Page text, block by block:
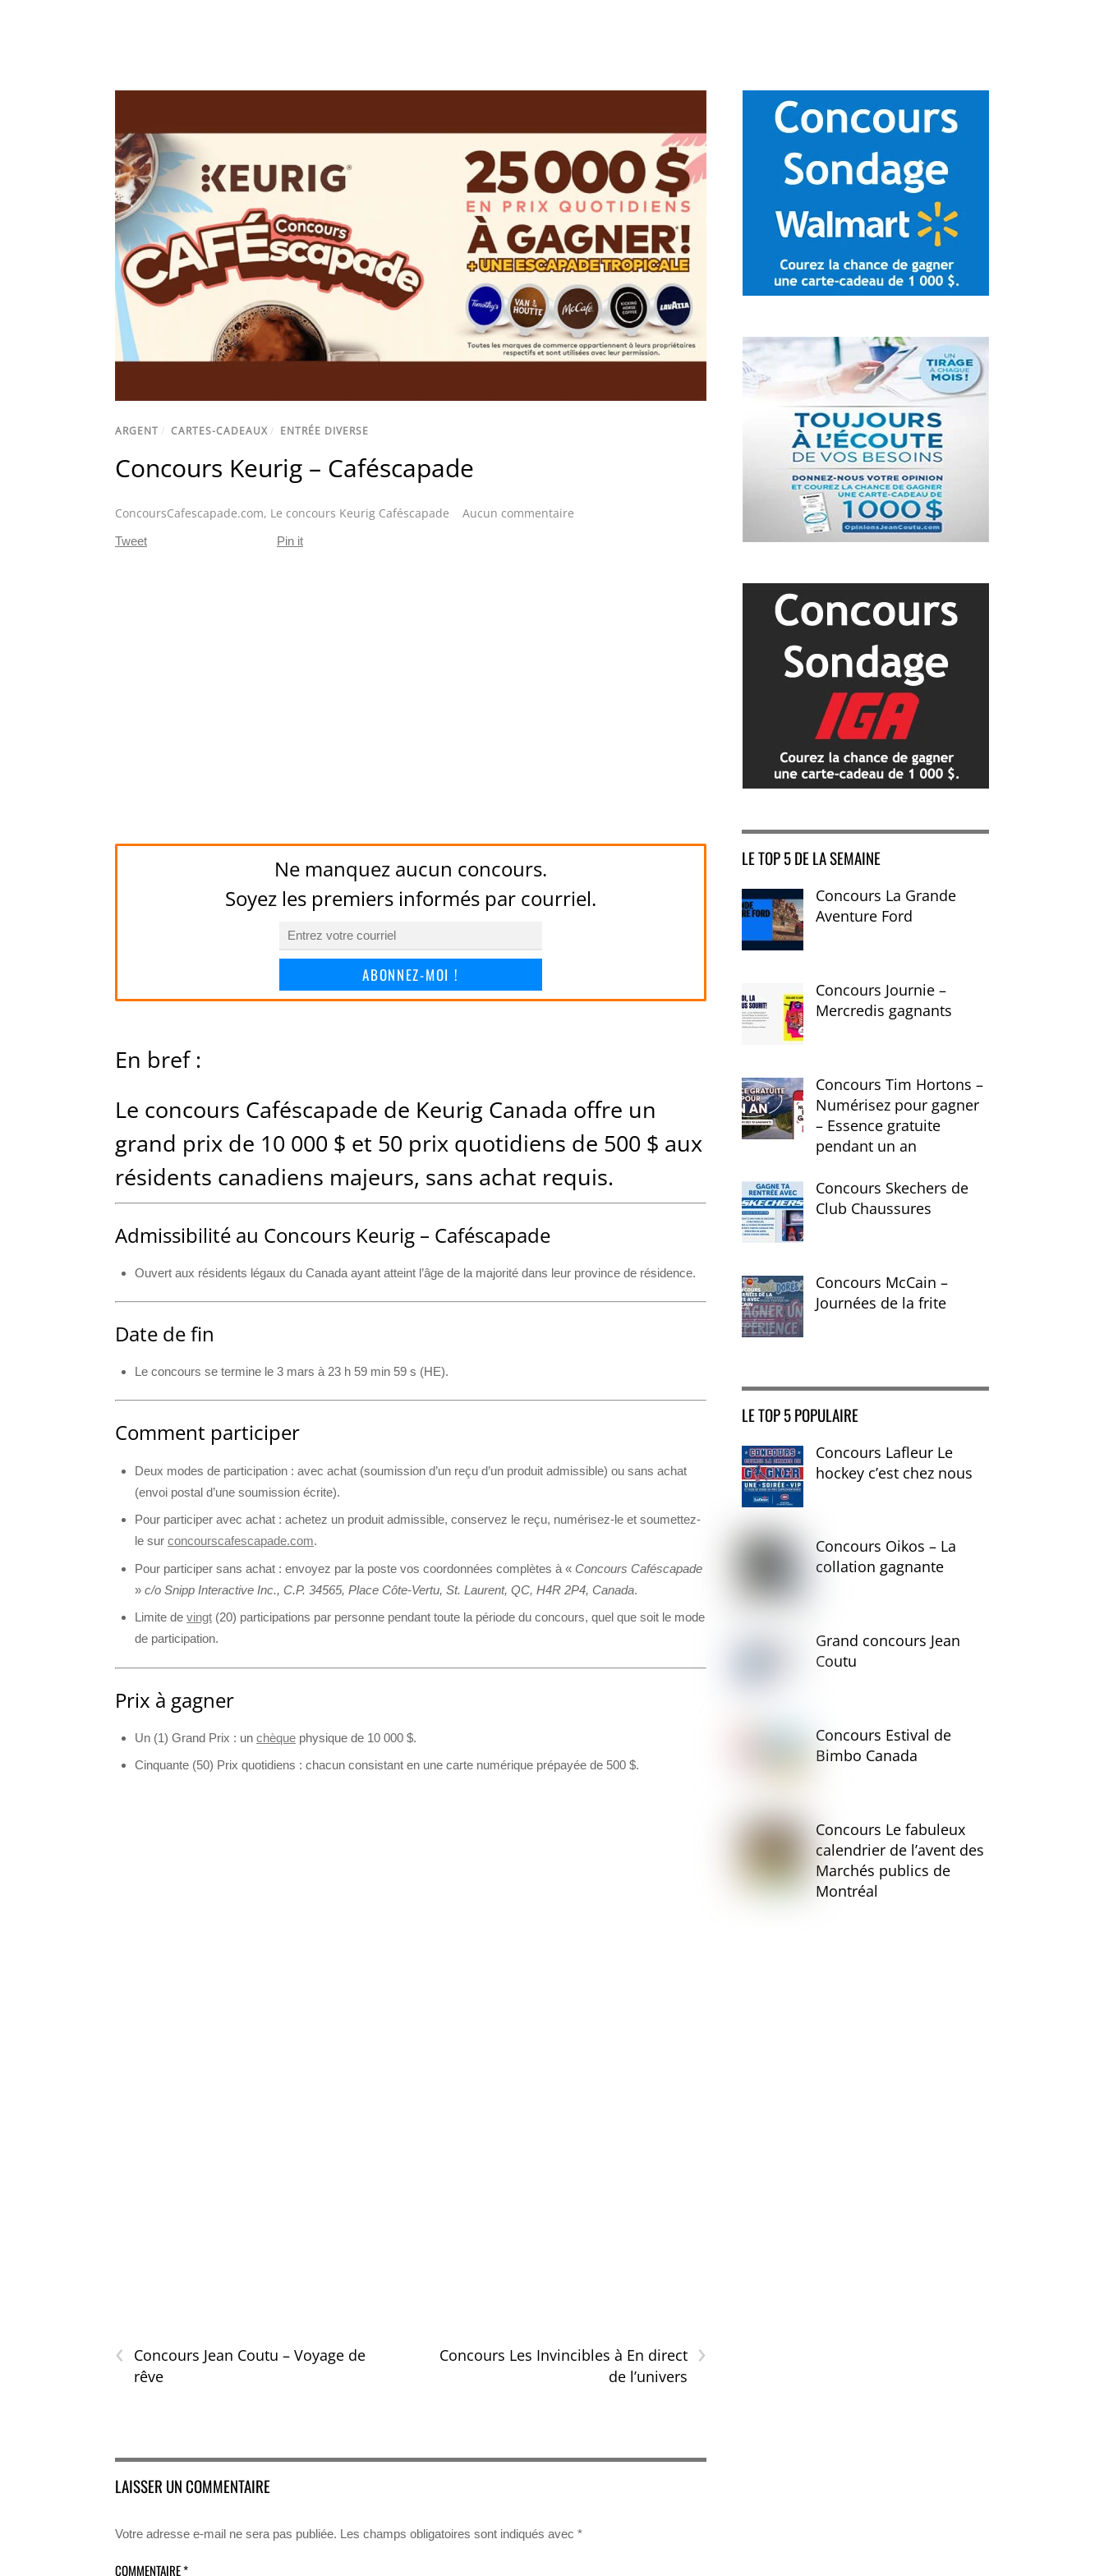
ARGENT / CARTES-CADEAUX/ ENTRÉE DIVERSE
Concours Keurig – Caféscapade
ConcoursCafescapade.com, Le concours Keurig Caféscapade Aucun commentaire
Tweet Pin it
Ne manquez aucun concours.
Soyez les premiers informés par courriel.
ABONNEZ-MOI !
En bref :
Le concours Caféscapade de Keurig Canada offre un
grand prix de 10 000 $ et 50 prix quotidiens de 500 $ aux
résidents canadiens majeurs, sans achat requis.
Admissibilité au Concours Keurig – Caféscapade
Ouvert aux résidents légaux du Canada ayant atteint l’âge de la majorité dans leur province de résidence.
Date de fin
Le concours se termine le 3 mars à 23 h 59 min 59 s (HE).
Comment participer
Deux modes de participation : avec achat (soumission d’un reçu d’un produit admissible) ou sans achat
(envoi postal d’une soumission écrite).
Pour participer avec achat : achetez un produit admissible, conservez le reçu, numérisez-le et soumettez-
le sur concourscafescapade.com.
Pour participer sans achat : envoyez par la poste vos coordonnées complètes à « Concours Caféscapade
» c/o Snipp Interactive Inc., C.P. 34565, Place Côte-Vertu, St. Laurent, QC, H4R 2P4, Canada.
Limite de vingt (20) participations par personne pendant toute la période du concours, quel que soit le mode
de participation.
Prix à gagner
Un (1) Grand Prix : un chèque physique de 10 000 $.
Cinquante (50) Prix quotidiens : chacun consistant en une carte numérique prépayée de 500 $.
‹
Concours Jean Coutu – Voyage de
rêve
›
Concours Les Invincibles à En direct
de l’univers
LAISSER UN COMMENTAIRE
Votre adresse e-mail ne sera pas publiée. Les champs obligatoires sont indiqués avec *
COMMENTAIRE*
LE TOP 5 DE LA SEMAINE
Concours La Grande
Aventure Ford
Concours Journie –
Mercredis gagnants
Concours Tim Hortons –
Numérisez pour gagner
– Essence gratuite
pendant un an
Concours Skechers de
Club Chaussures
Concours McCain –
Journées de la frite
LE TOP 5 POPULAIRE
Concours Lafleur Le
hockey c’est chez nous
Concours Oikos – La
collation gagnante
Grand concours Jean
Coutu
Concours Estival de
Bimbo Canada
Concours Le fabuleux
calendrier de l’avent des
Marchés publics de
Montréal